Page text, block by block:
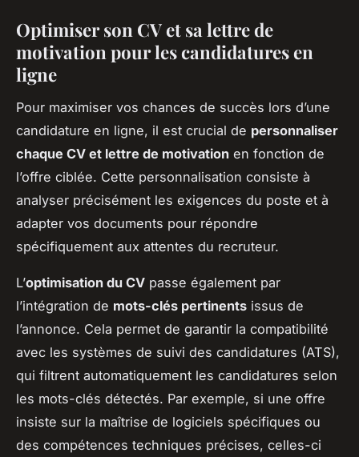
Optimiser son CV et sa lettre de
motivation pour les candidatures en
ligne
Pour maximiser vos chances de succès lors d’une
candidature en ligne, il est crucial de personnaliser
chaque CV et lettre de motivation en fonction de
l’offre ciblée. Cette personnalisation consiste à
analyser précisément les exigences du poste et à
adapter vos documents pour répondre
spécifiquement aux attentes du recruteur.
L’optimisation du CV passe également par
l’intégration de mots-clés pertinents issus de
l’annonce. Cela permet de garantir la compatibilité
avec les systèmes de suivi des candidatures (ATS),
qui filtrent automatiquement les candidatures selon
les mots-clés détectés. Par exemple, si une offre
insiste sur la maîtrise de logiciels spécifiques ou
des compétences techniques précises, celles-ci